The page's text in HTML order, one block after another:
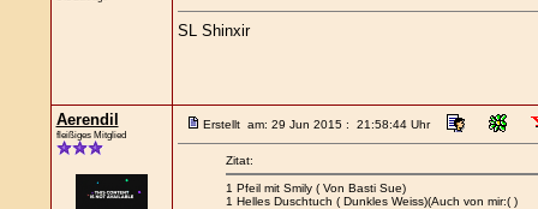
SL Shinxir
Aerendil
fleißiges Mitglied
Erstellt am: 29 Jun 2015 : 21:58:44 Uhr
Zitat:
1 Pfeil mit Smily ( Von Basti Sue)
1 Helles Duschtuch ( Dunkles Weiss)(Auch von mir:( )